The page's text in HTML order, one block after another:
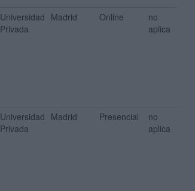
Universidad
Privada
Madrid Online
no
aplica
Universidad
Privada
Madrid Presencial
no
aplica